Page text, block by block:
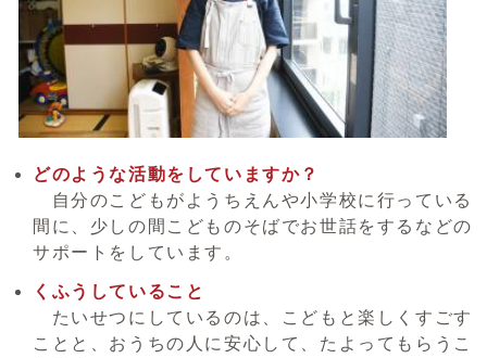
どのような活動をしていますか？
自分のこどもがようちえんや小学校に行っている
間に、少しの間こどものそばでお世話をするなどの
サポートをしています。
くふうしていること
たいせつにしているのは、こどもと楽しくすごす
ことと、おうちの人に安心して、たよってもらうこ